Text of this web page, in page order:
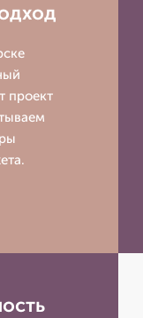
проект